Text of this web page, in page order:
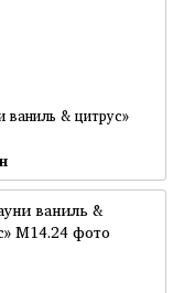
ваниль & цитрус»